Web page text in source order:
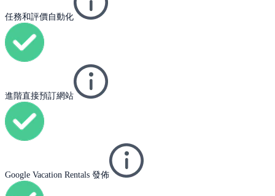
任務和評價自動化
進階直接預訂網站
Google Vacation Rentals 發佈